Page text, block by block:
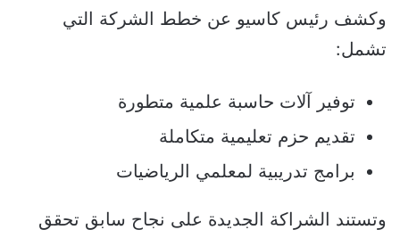
وكشف رئيس كاسيو عن خطط الشركة التي
تشمل:
توفير آلات حاسبة علمية متطورة
تقديم حزم تعليمية متكاملة
برامج تدريبية لمعلمي الرياضيات
وتستند الشراكة الجديدة على نجاح سابق تحقق